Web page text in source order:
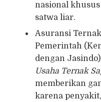
nasional
satwa liar.
Asuransi
Pemerintah
dengan
Usaha Ternak
memberikan
karena